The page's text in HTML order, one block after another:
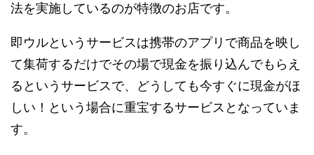
法を実施しているのが特徴のお店です。
即ウルというサービスは携帯のアプリで商品を映し
て集荷するだけでその場で現金を振り込んでもらえ
るというサービスで、どうしても今すぐに現金がほ
しい！という場合に重宝するサービスとなっていま
す。